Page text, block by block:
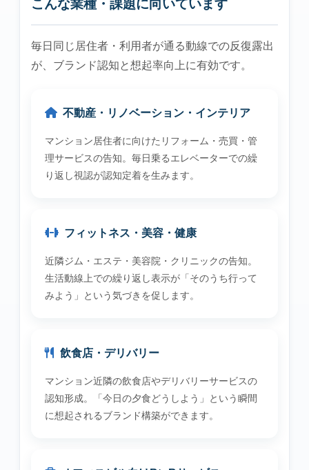
こんな業種・課題に向いています
毎日同じ居住者・利用者が通る動線での反復露出
が、ブランド認知と想起率向上に有効です。
不動産・リノベーション・インテリア
マンション居住者に向けたリフォーム・売買・管
理サービスの告知。毎日乗るエレベーターでの繰
り返し視認が認知定着を生みます。
フィットネス・美容・健康
近隣ジム・エステ・美容院・クリニックの告知。
生活動線上での繰り返し表示が「そのうち行って
みよう」という気づきを促します。
飲食店・デリバリー
マンション近隣の飲食店やデリバリーサービスの
認知形成。「今日の夕食どうしよう」という瞬間
に想起されるブランド構築ができます。